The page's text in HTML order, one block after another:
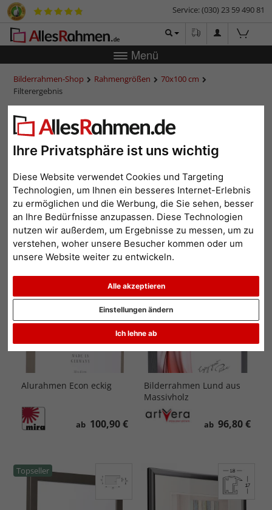
Ihre Privatsphäre ist uns wichtig
Diese Website verwendet Cookies und Targeting
Technologien, um Ihnen ein besseres Internet-Erlebnis
zu ermöglichen und die Werbung, die Sie sehen, besser
an Ihre Bedürfnisse anzupassen. Diese Technologien
nutzen wir außerdem, um Ergebnisse zu messen, um zu
verstehen, woher unsere Besucher kommen oder um
unsere Website weiter zu entwickeln.
Alle akzeptieren
Ich lehne ab
Einstellungen ändern
Service: (030) 23 59 490 81
Menü
Bilderrahmen-Shop Rahmengrößen
70x100 cm
Filterergebnis
70x100 cm
Alle Filter zurücksetzen
Farbe: Grau
1 2 3 ... 5 >
Beliebtheit Preis aufsteigend Preis absteigend
Alurahmen Econ eckig
ab 100,90 €
Bilderrahmen Lund aus
Massivholz
ab 96,80 €
Topseller